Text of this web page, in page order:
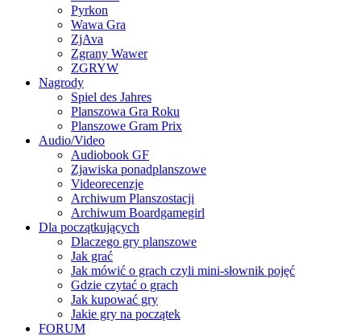
Pyrkon
Wawa Gra
ZjAva
Zgrany Wawer
ZGRYW
Nagrody
Spiel des Jahres
Planszowa Gra Roku
Planszowe Gram Prix
Audio/Video
Audiobook GF
Zjawiska ponadplanszowe
Videorecenzje
Archiwum Planszostacji
Archiwum Boardgamegirl
Dla początkujących
Dlaczego gry planszowe
Jak grać
Jak mówić o grach czyli mini-słownik pojęć
Gdzie czytać o grach
Jak kupować gry
Jakie gry na początek
FORUM